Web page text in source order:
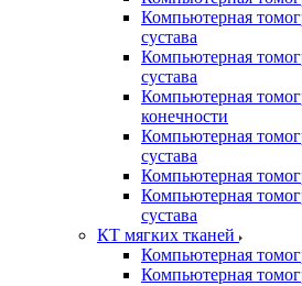
Компьютерная
сустава
Компьютерная
сустава
Компьютерная
конечности
Компьютерная
сустава
Компьютерная
Компьютерная
сустава
КТ мягких тканей
Компьютерная
Компьютерная